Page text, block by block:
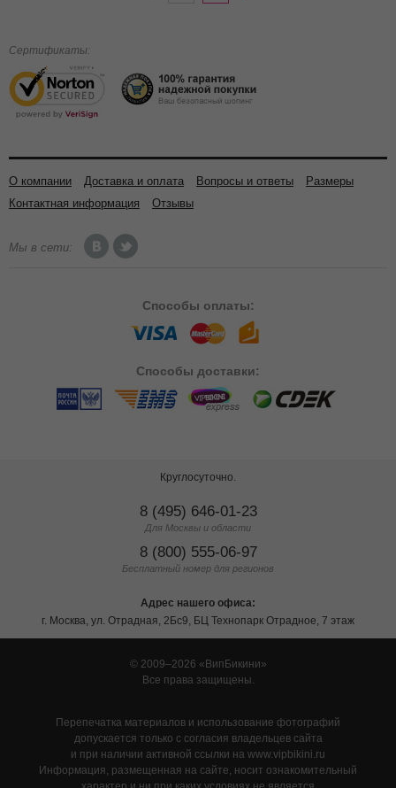
Сертификаты:
О компании Доставка и оплата Вопросы и ответы
Размеры
Контактная информация
Отзывы
Мы в сети:
Способы оплаты:
Способы доставки:
Круглосуточно.
8 (495) 646-01-23
Для Москвы и области
8 (800) 555-06-97
Бесплатный номер для регионов
Адрес нашего офиса:
г. Москва, ул. Отрадная, 2Бс9, БЦ Технопарк Отрадное, 7 этаж
© 2009–2026
ВипБикини
Все права защищены.
Перепечатка материалов и использование фотографий
допускается только с согласия владельцев сайта
и при наличии активной ссылки на www.vipbikini.ru
Информация, размещенная на сайте, носит ознакомительный